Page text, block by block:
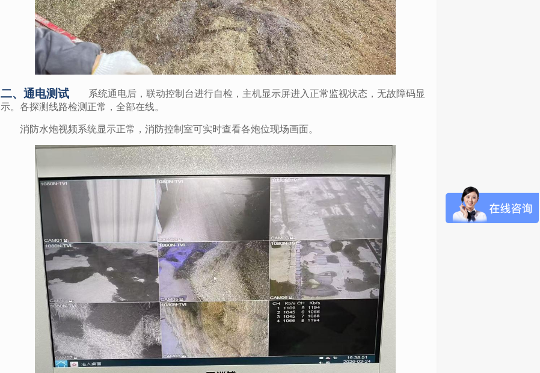
二、通电测试
系统通电后，联动控制台进行自检，主机显示屏进入正常监视状态，无故障码显
示。各探测线路检测正常，全部在线。
消防水炮视频系统显示正常，消防控制室可实时查看各炮位现场画面。